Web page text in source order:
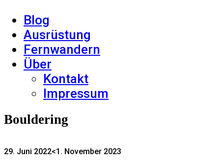
Blog
Ausrüstung
Fernwandern
Über
Kontakt
Impressum
Bouldering
29. Juni 2022<1. November 2023